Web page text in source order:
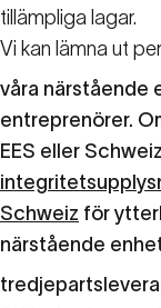
tillämpliga lagar.
Vi kan lämna ut
våra närstående
entreprenörer.
EES eller
Schweiz för
närstående